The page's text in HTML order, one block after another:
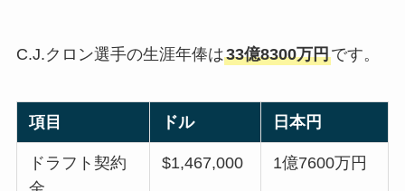
C.J.クロン選手の生涯年俸は33億8300万円です。
項目 ドル 日本円
ドラフト契約
$1,467,000 1億7600万円